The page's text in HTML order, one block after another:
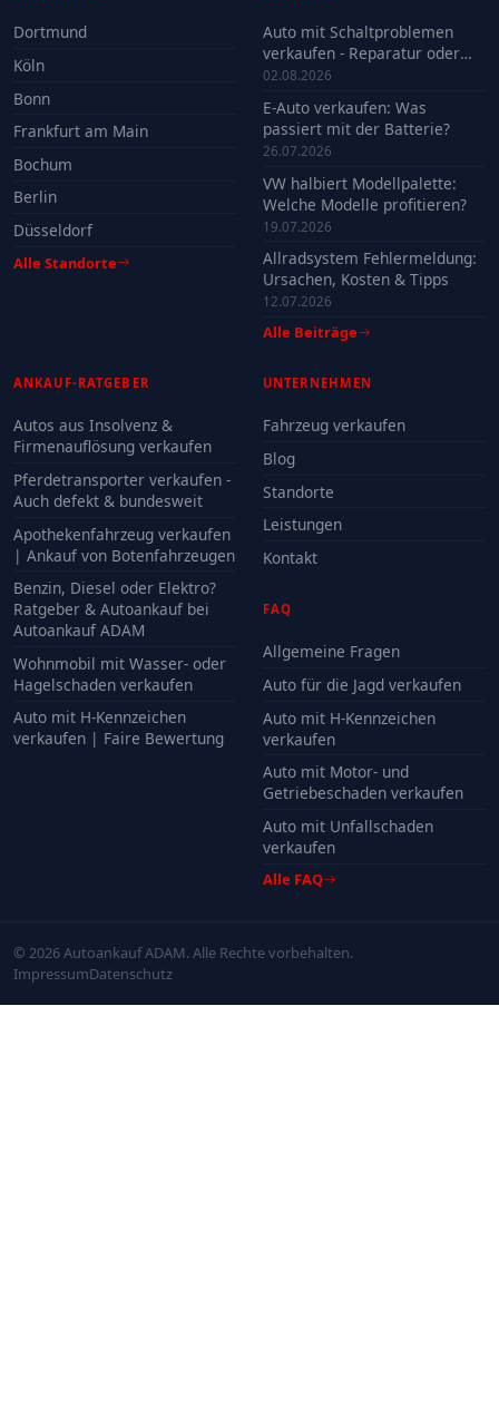
Dortmund
Köln
Bonn
Frankfurt am Main
Bochum
Berlin
Düsseldorf
Alle Standorte
Auto mit Schaltproblemen
verkaufen - Reparatur oder
Verkauf?
02.08.2026
E-Auto verkaufen: Was
passiert mit der Batterie?
26.07.2026
VW halbiert Modellpalette:
Welche Modelle profitieren?
19.07.2026
Allradsystem Fehlermeldung:
Ursachen, Kosten & Tipps
12.07.2026
Alle Beiträge
ANKAUF-RATGEBER
Autos aus Insolvenz &
Firmenauflösung verkaufen
Pferdetransporter verkaufen -
Auch defekt & bundesweit
Apothekenfahrzeug verkaufen
| Ankauf von Botenfahrzeugen
Benzin, Diesel oder Elektro?
Ratgeber & Autoankauf bei
Autoankauf ADAM
Wohnmobil mit Wasser- oder
Hagelschaden verkaufen
Auto mit H-Kennzeichen
verkaufen | Faire Bewertung
UNTERNEHMEN
Fahrzeug verkaufen
Blog
Standorte
Leistungen
Kontakt
FAQ
Allgemeine Fragen
Auto für die Jagd verkaufen
Auto mit H-Kennzeichen
verkaufen
Auto mit Motor- und
Getriebeschaden verkaufen
Auto mit Unfallschaden
verkaufen
Alle FAQ
© 2026 Autoankauf ADAM. Alle Rechte vorbehalten.
ImpressumDatenschutz